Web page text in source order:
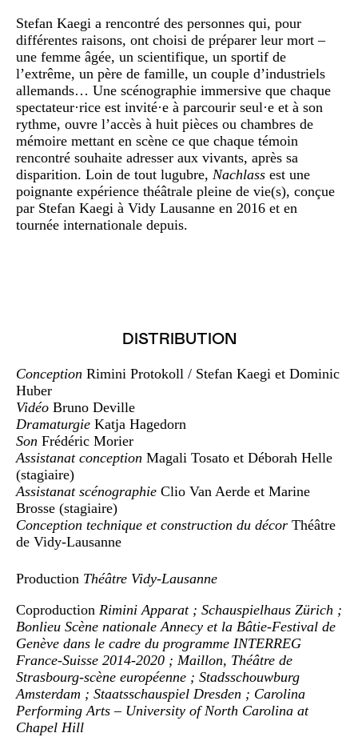
Stefan Kaegi a rencontré des personnes qui, pour
différentes raisons, ont choisi de préparer leur mort –
une femme âgée, un scientifique, un sportif de
l’extrême, un père de famille, un couple d’industriels
allemands… Une scénographie immersive que chaque
spectateur·rice est invité·e à parcourir seul·e et à son
rythme, ouvre l’accès à huit pièces ou chambres de
mémoire mettant en scène ce que chaque témoin
rencontré souhaite adresser aux vivants, après sa
disparition. Loin de tout lugubre, Nachlass est une
poignante expérience théâtrale pleine de vie(s), conçue
par Stefan Kaegi à Vidy Lausanne en 2016 et en
tournée internationale depuis.
DISTRIBUTION
Conception Rimini Protokoll / Stefan Kaegi et Dominic
Huber
Vidéo Bruno Deville
Dramaturgie Katja Hagedorn
Son Frédéric Morier
Assistanat conception Magali Tosato et Déborah Helle
(stagiaire)
Assistanat scénographie Clio Van Aerde et Marine
Brosse (stagiaire)
Conception technique et construction du décor Théâtre
de Vidy-Lausanne
Production Théâtre Vidy-Lausanne
Coproduction Rimini Apparat ; Schauspielhaus Zürich ;
Bonlieu Scène nationale Annecy et la Bâtie-Festival de
Genève dans le cadre du programme INTERREG
France-Suisse 2014-2020 ; Maillon, Théâtre de
Strasbourg-scène européenne ; Stadsschouwburg
Amsterdam ; Staatsschauspiel Dresden ; Carolina
Performing Arts – University of North Carolina at
Chapel Hill